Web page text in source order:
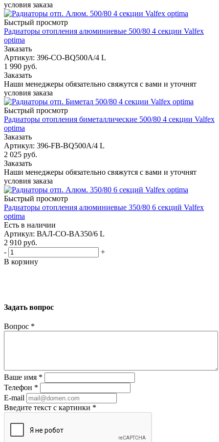
условия заказа
Быстрый просмотр
Радиаторы отопления алюминиевые 500/80 4 секции Valfex
optima
Заказать
Артикул: 396-CO-BQ500A/4 L
1 990 руб.
Заказать
Наши менеджеры обязательно свяжутся с вами и уточнят
условия заказа
Быстрый просмотр
Радиаторы отопления биметаллические 500/80 4 секции Valfex
optima
Заказать
Артикул: 396-FB-BQ500A/4 L
2 025 руб.
Заказать
Наши менеджеры обязательно свяжутся с вами и уточнят
условия заказа
Быстрый просмотр
Радиаторы отопления алюминиевые 350/80 6 секций Valfex
optima
Есть в наличии
Артикул: ВАЛ-CO-BA350/6 L
2 910 руб.
-
+
В корзину
Задать вопрос
Вопрос *
Ваше имя *
Телефон *
E-mail
Введите текст с картинки *